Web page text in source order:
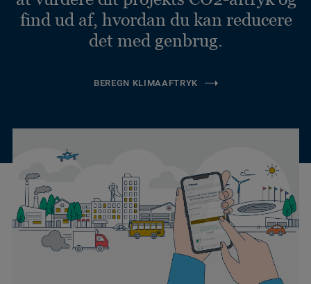
find ud af, hvordan du kan reducere
det med genbrug.
BEREGN KLIMAAFTRYK